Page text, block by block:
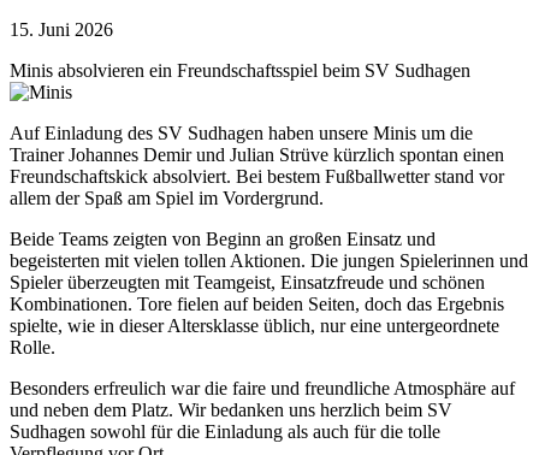
15. Juni 2026
Minis absolvieren ein Freundschaftsspiel beim SV Sudhagen
Auf Einladung des SV Sudhagen haben unsere Minis um die
Trainer Johannes Demir und Julian Strüve kürzlich spontan einen
Freundschaftskick absolviert. Bei bestem Fußballwetter stand vor
allem der Spaß am Spiel im Vordergrund.
Beide Teams zeigten von Beginn an großen Einsatz und
begeisterten mit vielen tollen Aktionen. Die jungen Spielerinnen und
Spieler überzeugten mit Teamgeist, Einsatzfreude und schönen
Kombinationen. Tore fielen auf beiden Seiten, doch das Ergebnis
spielte, wie in dieser Altersklasse üblich, nur eine untergeordnete
Rolle.
Besonders erfreulich war die faire und freundliche Atmosphäre auf
und neben dem Platz. Wir bedanken uns herzlich beim SV
Sudhagen sowohl für die Einladung als auch für die tolle